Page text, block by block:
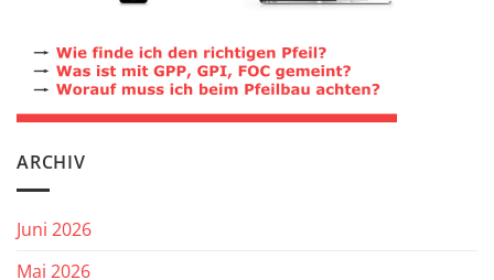
ARCHIV
Juni 2026
Mai 2026